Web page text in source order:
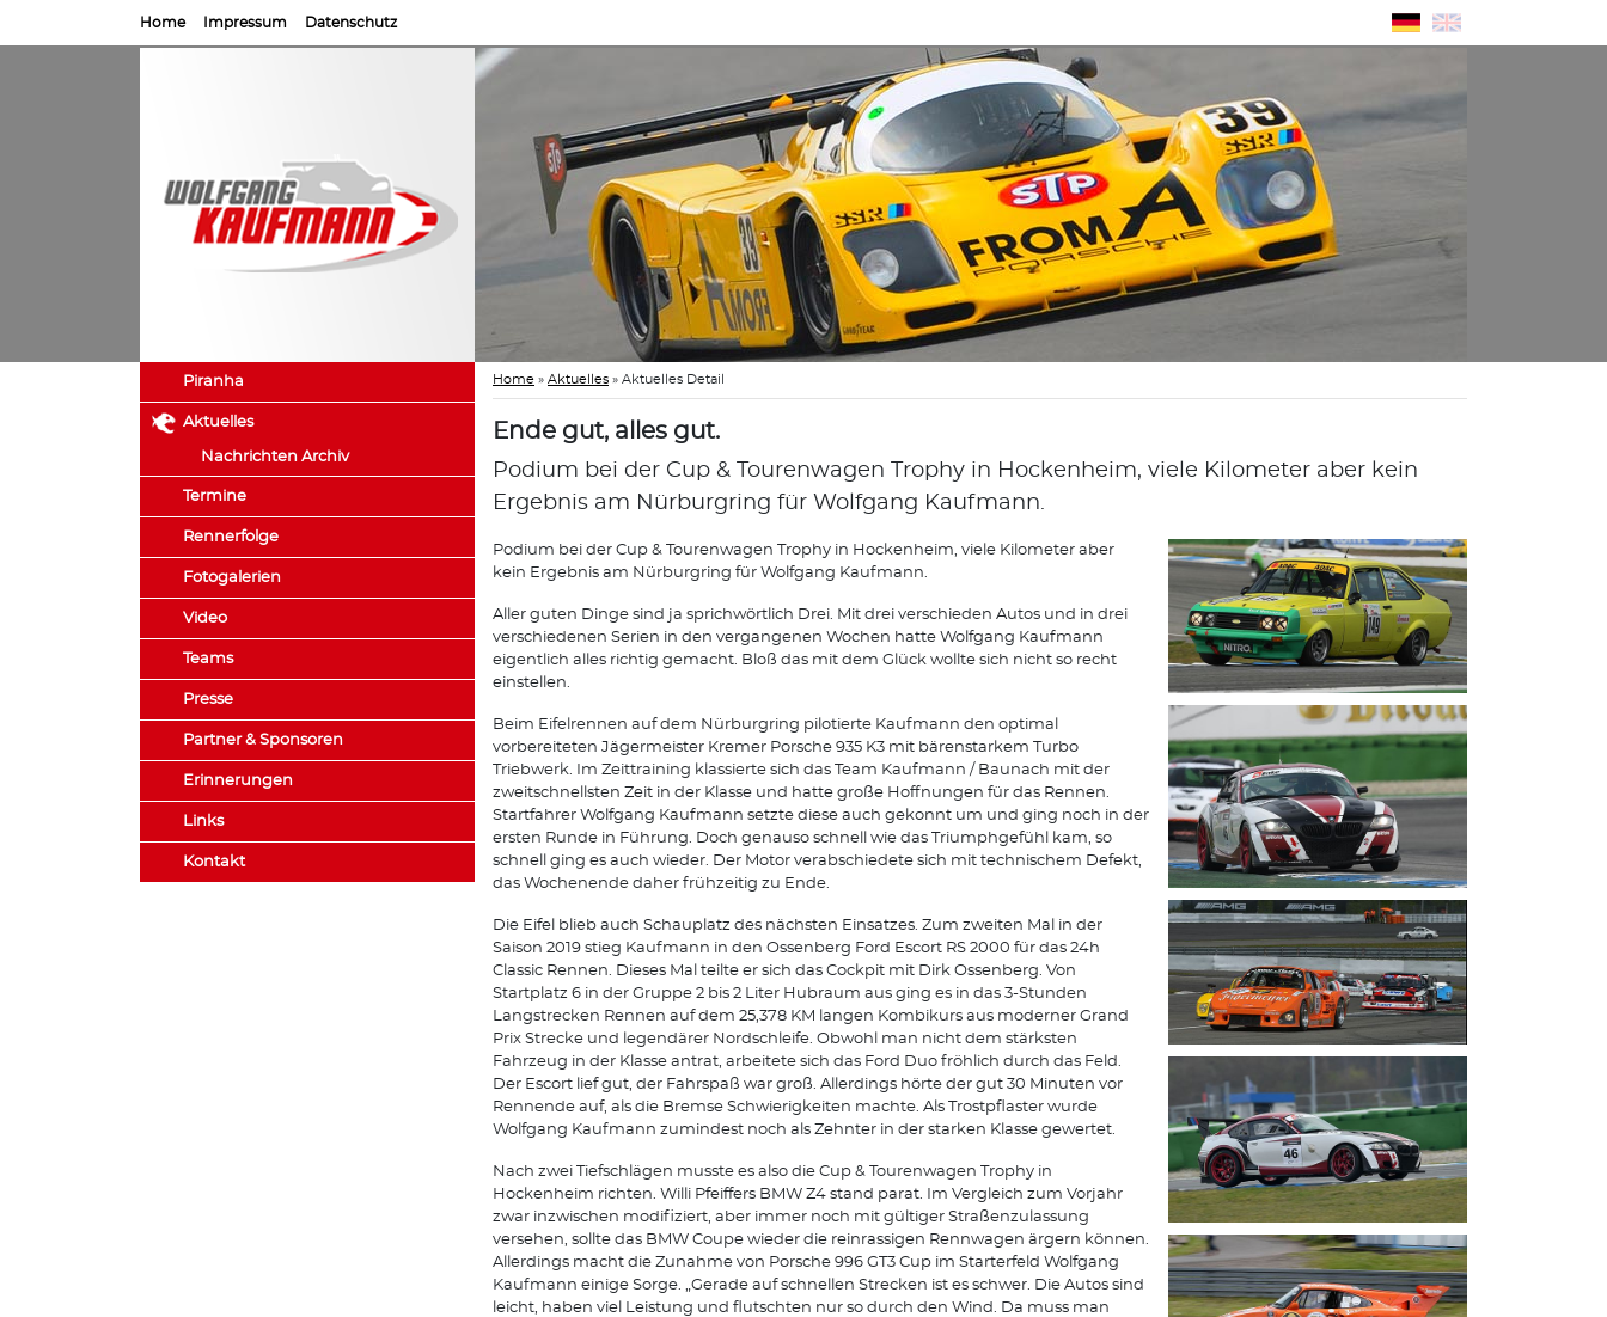
Home Impressum Datenschutz
Piranha
Aktuelles
Nachrichten Archiv
Termine
Rennerfolge
Fotogalerien
Video
Teams
Presse
Partner & Sponsoren
Erinnerungen
Links
Kontakt
Home » Aktuelles » Aktuelles Detail
Ende gut, alles gut.
Podium bei der Cup & Tourenwagen Trophy in Hockenheim, viele Kilometer aber kein
Ergebnis am Nürburgring für Wolfgang Kaufmann.
Podium bei der Cup & Tourenwagen Trophy in Hockenheim, viele Kilometer aber
kein Ergebnis am Nürburgring für Wolfgang Kaufmann.
Aller guten Dinge sind ja sprichwörtlich Drei. Mit drei verschieden Autos und in drei
verschiedenen Serien in den vergangenen Wochen hatte Wolfgang Kaufmann
eigentlich alles richtig gemacht. Bloß das mit dem Glück wollte sich nicht so recht
einstellen.
Beim Eifelrennen auf dem Nürburgring pilotierte Kaufmann den optimal
vorbereiteten Jägermeister Kremer Porsche 935 K3 mit bärenstarkem Turbo
Triebwerk. Im Zeittraining klassierte sich das Team Kaufmann / Baunach mit der
zweitschnellsten Zeit in der Klasse und hatte große Hoffnungen für das Rennen.
Startfahrer Wolfgang Kaufmann setzte diese auch gekonnt um und ging noch in der
ersten Runde in Führung. Doch genauso schnell wie das Triumphgefühl kam, so
schnell ging es auch wieder. Der Motor verabschiedete sich mit technischem Defekt,
das Wochenende daher frühzeitig zu Ende.
Die Eifel blieb auch Schauplatz des nächsten Einsatzes. Zum zweiten Mal in der
Saison 2019 stieg Kaufmann in den Ossenberg Ford Escort RS 2000 für das 24h
Classic Rennen. Dieses Mal teilte er sich das Cockpit mit Dirk Ossenberg. Von
Startplatz 6 in der Gruppe 2 bis 2 Liter Hubraum aus ging es in das 3-Stunden
Langstrecken Rennen auf dem 25,378 KM langen Kombikurs aus moderner Grand
Prix Strecke und legendärer Nordschleife. Obwohl man nicht dem stärksten
Fahrzeug in der Klasse antrat, arbeitete sich das Ford Duo fröhlich durch das Feld.
Der Escort lief gut, der Fahrspaß war groß. Allerdings hörte der gut 30 Minuten vor
Rennende auf, als die Bremse Schwierigkeiten machte. Als Trostpflaster wurde
Wolfgang Kaufmann zumindest noch als Zehnter in der starken Klasse gewertet.
Nach zwei Tiefschlägen musste es also die Cup & Tourenwagen Trophy in
Hockenheim richten. Willi Pfeiffers BMW Z4 stand parat. Im Vergleich zum Vorjahr
zwar inzwischen modifiziert, aber immer noch mit gültiger Straßenzulassung
versehen, sollte das BMW Coupe wieder die reinrassigen Rennwagen ärgern können.
Allerdings macht die Zunahme von Porsche 996 GT3 Cup im Starterfeld Wolfgang
Kaufmann einige Sorge. „Gerade auf schnellen Strecken ist es schwer. Die Autos sind
leicht, haben viel Leistung und flutschten nur so durch den Wind. Da muss man